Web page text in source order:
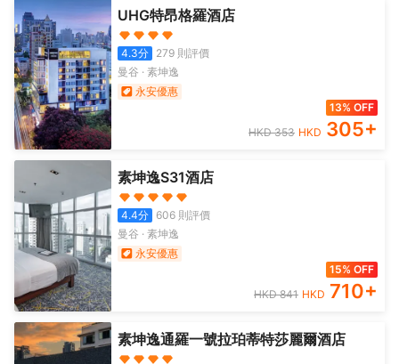
UHG特昂格羅酒店
4.3分 279則評價
曼谷 · 素坤逸
永安優惠
13% OFF
HKD353 HKD 305+
素坤逸S31酒店
4.4分 606則評價
曼谷 · 素坤逸
永安優惠
15% OFF
HKD841 HKD 710+
素坤逸通羅一號拉珀蒂特莎麗爾酒店